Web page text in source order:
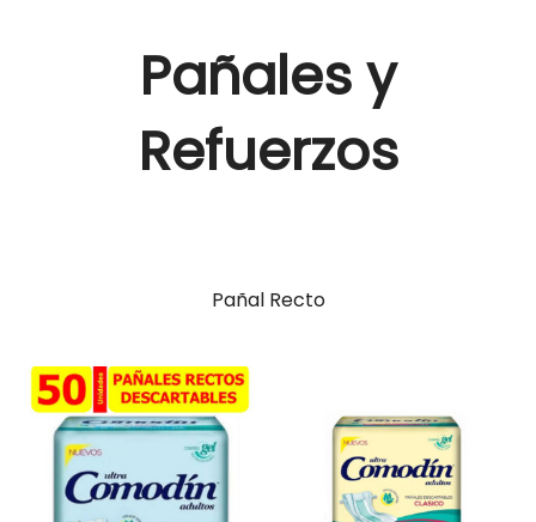
Pañales y
Refuerzos
Pañal Recto